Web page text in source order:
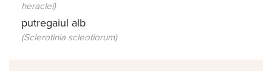
heraclei)
putregaiul alb
(Sclerotinia scleotiorum)